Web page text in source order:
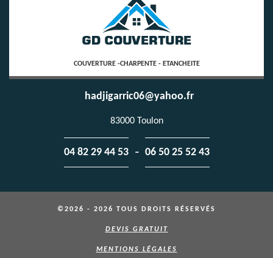
COUVERTURE -CHARPENTE - ETANCHEITE
hadjigarric06@yahoo.fr
83000 Toulon
04 82 29 44 53 - 06 50 25 52 43
©2026 - 2026 TOUS DROITS RÉSERVÉS
DEVIS GRATUIT
MENTIONS LÉGALES